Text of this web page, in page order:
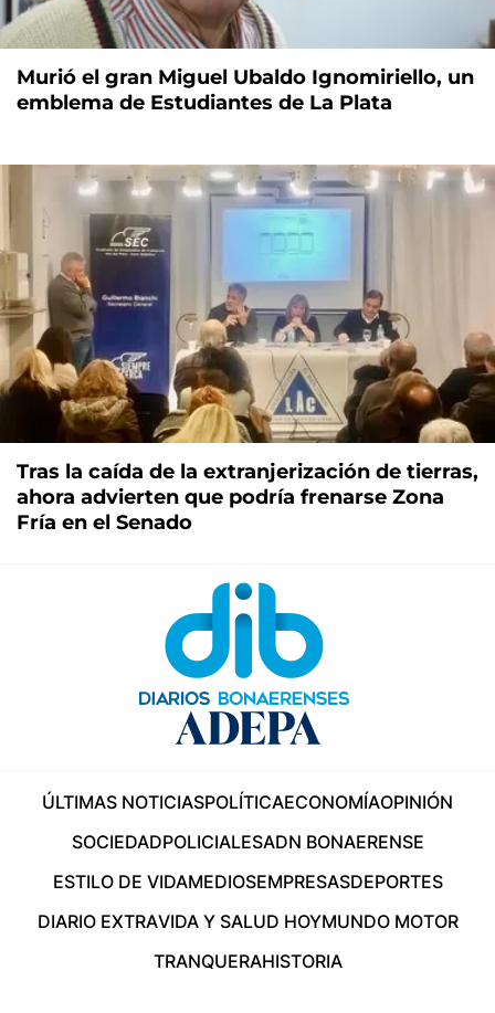
Murió el gran Miguel Ubaldo Ignomiriello, un
emblema de Estudiantes de La Plata
Tras la caída de la extranjerización de tierras,
ahora advierten que podría frenarse Zona
Fría en el Senado
ÚLTIMAS NOTICIASPOLÍTICAECONOMÍAOPINIÓN
SOCIEDADPOLICIALESADN BONAERENSE
ESTILO DE VIDAMEDIOSEMPRESASDEPORTES
DIARIO EXTRAVIDA Y SALUD HOYMUNDO MOTOR
TRANQUERAHISTORIA